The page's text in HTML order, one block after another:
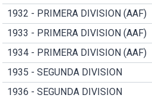
1932 - PRIMERA DIVISION (AAF)
1933 - PRIMERA DIVISION (AAF)
1934 - PRIMERA DIVISION (AAF)
1935 - SEGUNDA DIVISION
1936 - SEGUNDA DIVISION